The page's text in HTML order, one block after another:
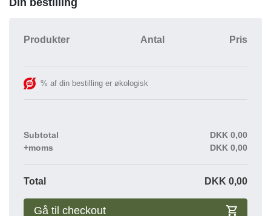
Din bestilling
Produkter Antal Pris
% af din bestilling er økologisk
Subtotal DKK 0,00
+moms
DKK 0,00
Total DKK 0,00
Gå til checkout